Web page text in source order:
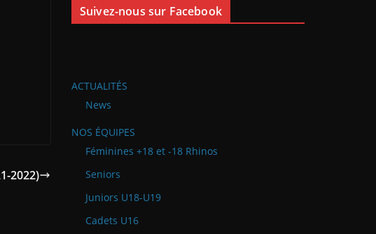
2022)
Suivez-nous sur Facebook
ACTUALITÉS
News
NOS ÉQUIPES
Féminines +18 et -18 Rhinos
Seniors
Juniors U18-U19
Cadets U16